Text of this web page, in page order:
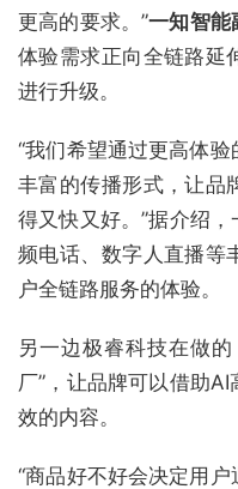
更高的要求。”一知智能
体验需求正向全链路延
进行升级。
“我们希望通过更高体
丰富的传播形式，让品
得又快又好。”据介绍
频电话、数字人直播等
户全链路服务的体验。
另一边极睿科技在做
厂”，让品牌可以借助
效的内容。
“商品好不好会决定用